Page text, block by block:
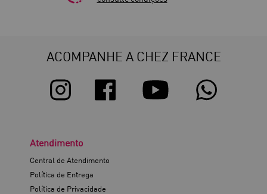
ACOMPANHE A CHEZ FRANCE
Atendimento
Central de Atendimento
Política de Entrega
Política de Privacidade